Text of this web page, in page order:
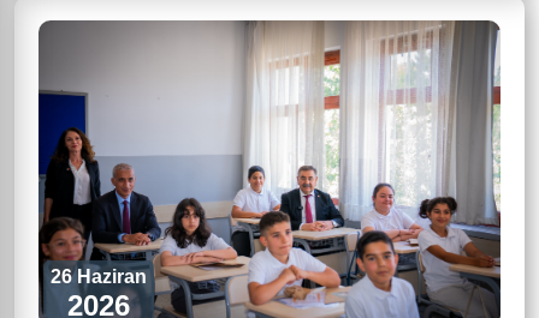
26 Haziran
2026